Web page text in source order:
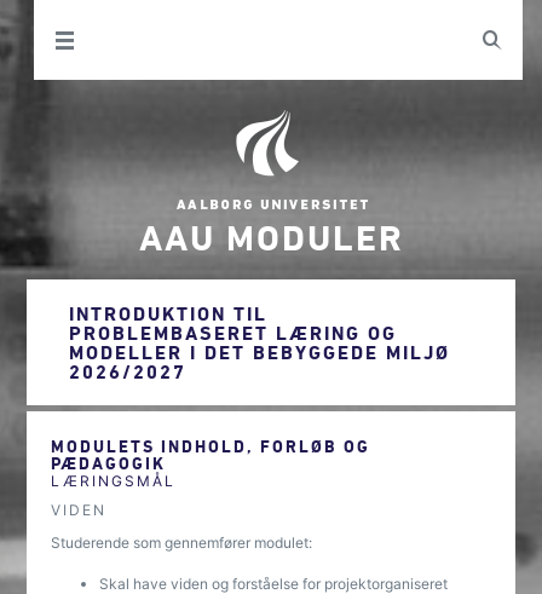
AAU MODULER
INTRODUKTION TIL
PROBLEMBASERET LÆRING OG
MODELLER I DET BEBYGGEDE MILJØ
2026/2027
MODULETS INDHOLD, FORLØB OG
PÆDAGOGIK
LÆRINGSMÅL
VIDEN
Studerende som gennemfører modulet:
Skal have viden og forståelse for projektorganiseret